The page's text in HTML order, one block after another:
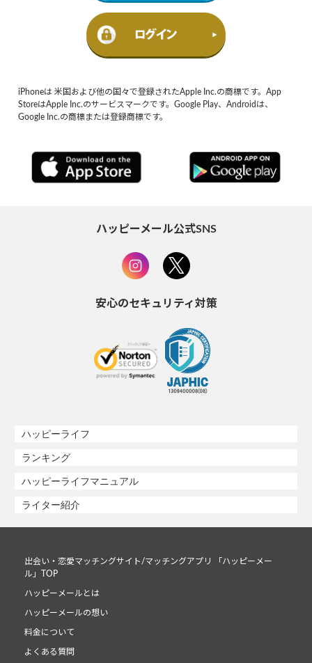
iPhoneは 米国および他の国々で登録されたApple Inc.の商標です。App
StoreはApple Inc.のサービスマークです。Google Play、Androidは、
Google Inc.の商標または登録商標です。
ハッピーメール公式SNS
安心のセキュリティ対策
ハッピーライフ
ランキング
ハッピーライフマニュアル
ライター紹介
出会い・恋愛マッチングサイト/マッチングアプリ 「ハッピーメー
ル」TOP
ハッピーメールとは
ハッピーメールの想い
料金について
よくある質問